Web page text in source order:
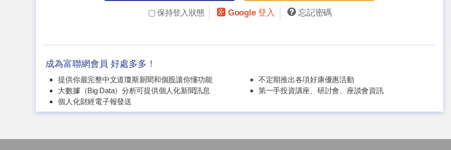
保持登入狀態 Google 登入 忘記密碼
成為富聯網會員 好處多多！
提供你最完整中文道瓊斯新聞和個股讓你懂功能
大數據（Big Data）分析可提供個人化新聞訊息
個人化財經電子報發送
不定期推出各項好康優惠活動
第一手投資講座、研討會、座談會資訊